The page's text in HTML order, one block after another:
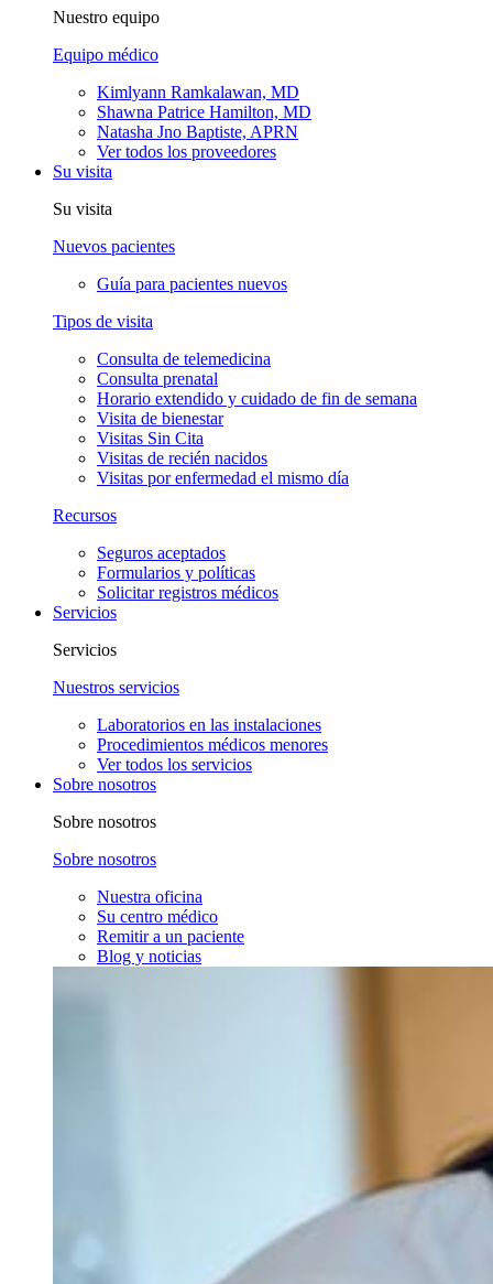
Nuestro equipo
Equipo médico
Kimlyann Ramkalawan, MD
Shawna Patrice Hamilton, MD
Natasha Jno Baptiste, APRN
Ver todos los proveedores
Su visita
Su visita
Nuevos pacientes
Guía para pacientes nuevos
Tipos de visita
Consulta de telemedicina
Consulta prenatal
Horario extendido y cuidado de fin de semana
Visita de bienestar
Visitas Sin Cita
Visitas de recién nacidos
Visitas por enfermedad el mismo día
Recursos
Seguros aceptados
Formularios y políticas
Solicitar registros médicos
Servicios
Servicios
Nuestros servicios
Laboratorios en las instalaciones
Procedimientos médicos menores
Ver todos los servicios
Sobre nosotros
Sobre nosotros
Sobre nosotros
Nuestra oficina
Su centro médico
Remitir a un paciente
Blog y noticias